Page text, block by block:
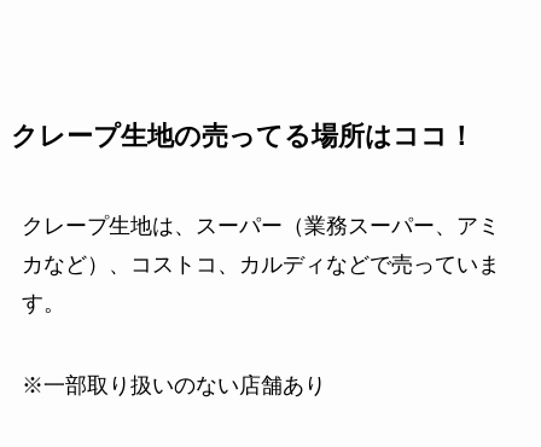
クレープ生地の売ってる場所はココ！
クレープ生地は、スーパー（業務スーパー、アミ
カなど）、コストコ、カルディなどで売っていま
す。
※一部取り扱いのない店舗あり